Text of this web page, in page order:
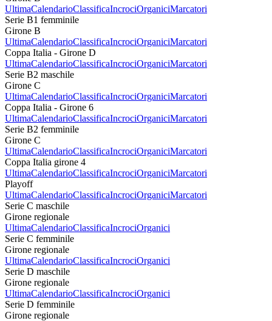
UltimaCalendarioClassificaIncrociOrganiciMarcatori
Serie B1 femminile
Girone B
UltimaCalendarioClassificaIncrociOrganiciMarcatori
Coppa Italia - Girone D
UltimaCalendarioClassificaIncrociOrganiciMarcatori
Serie B2 maschile
Girone C
UltimaCalendarioClassificaIncrociOrganiciMarcatori
Coppa Italia - Girone 6
UltimaCalendarioClassificaIncrociOrganiciMarcatori
Serie B2 femminile
Girone C
UltimaCalendarioClassificaIncrociOrganiciMarcatori
Coppa Italia girone 4
UltimaCalendarioClassificaIncrociOrganiciMarcatori
Playoff
UltimaCalendarioClassificaIncrociOrganiciMarcatori
Serie C maschile
Girone regionale
UltimaCalendarioClassificaIncrociOrganici
Serie C femminile
Girone regionale
UltimaCalendarioClassificaIncrociOrganici
Serie D maschile
Girone regionale
UltimaCalendarioClassificaIncrociOrganici
Serie D femminile
Girone regionale